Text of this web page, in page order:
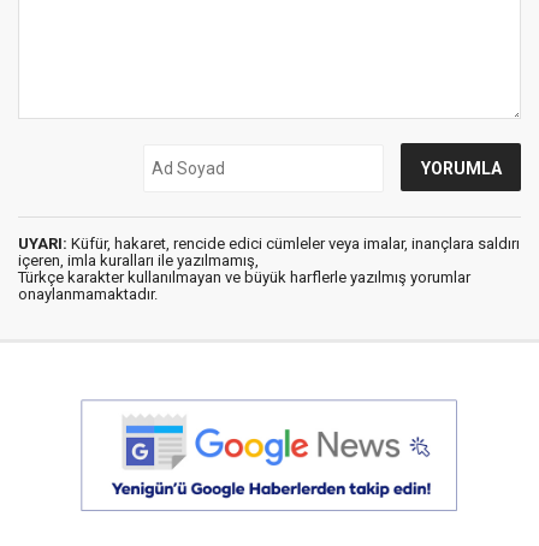
UYARI: Küfür, hakaret, rencide edici cümleler veya imalar, inançlara saldırı
içeren, imla kuralları ile yazılmamış,
Türkçe karakter kullanılmayan ve büyük harflerle yazılmış yorumlar
onaylanmamaktadır.